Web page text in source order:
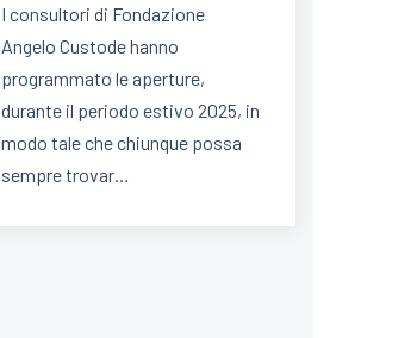
I consultori di Fondazione
Angelo Custode hanno
programmato le aperture,
durante il periodo estivo 2025, in
modo tale che chiunque possa
sempre trovar…